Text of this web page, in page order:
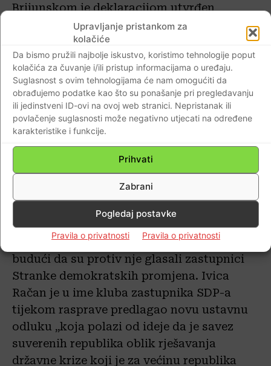
Upravljanje pristankom za
kolačiće
Da bismo pružili najbolje iskustvo, koristimo tehnologije poput
kolačića za čuvanje i/ili pristup informacijama o uređaju.
Suglasnost s ovim tehnologijama će nam omogućiti da
obrađujemo podatke kao što su ponašanje pri pregledavanju
ili jedinstveni ID-ovi na ovoj web stranici. Nepristanak ili
povlačenje suglasnosti može negativno utjecati na određene
karakteristike i funkcije.
Prihvati
Zabrani
Pogledaj postavke
Pravila o privatnosti Pravila o privatnosti
Brijunskom je deklaracijom utvrđen
tromjesečni rok odgode primjene Ustavne
odluke od 25. lipnja 1991. godine. No,
istekom moratorija na tu povijesnu odluku,
8. listopada 1991. godine Republika
Hrvatska raskida državno-pravne veze s
ostalim republikama i postaje slobodna,
samostalna i neovisna država.
O događajima u Saboru 25. lipnja 1991.
mediji su izvijestili: „Jednoglasno usvajanje
Ustavne odluke o suverenosti i
samostalnosti bilo je ponešto narušeno
budući da su protiv nje glasali zastupnici
Stranke demokratskih promjena. Ivica
Račan je u ime kluba zastupnika SDP-a
tijekom rasprave predlagao novu ustavnu
odluku „koja polazi od ideje da je savez
suverenih republika oblik rješavanja
državne krize koji je za većinu republika